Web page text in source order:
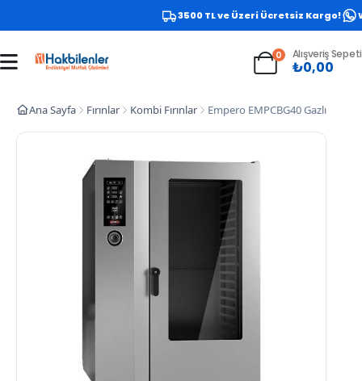
3500 TL ve Üzeri Ücretsiz Kargo!
0 Alışveriş Sepeti
₺0,00
Ana Sayfa Fırınlar Kombi Fırınlar Empero EMPCBG40 Gazlı